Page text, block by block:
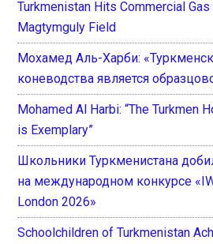
Turkmenistan Hits Commercial Gas
Magtymguly Field
Мохамед Аль-Харби:
коневодства является
Mohamed Al Harbi: “The Turkmen
is Exemplary”
Школьники Туркменистана
на международном конкурсе
London 2026»
Schoolchildren of Turkmenistan